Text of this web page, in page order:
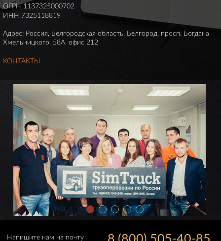
ОГРН 1137325000702
ИНН 7325118819
Адрес: Россия, Белгородская область, Белгород, просп. Богдана
Хмельницкого, 58А, офис 212
КОНТАКТЫ
Напишите нам на почту